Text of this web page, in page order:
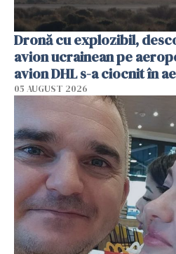
Dronă cu explozibil,
avion ucrainean pe
avion DHL s-a ciocnit în
05 AUGUST 2026